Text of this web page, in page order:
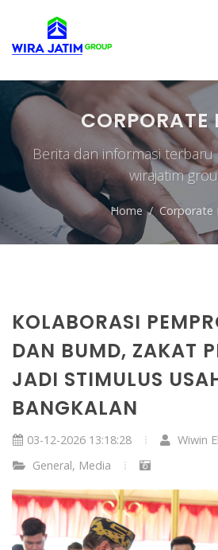
CORPORATE
Berita dan informasi terbaru
wirajatim
Home Corporate
KOLABORASI
DAN BUMD, ZAKAT
JADI STIMULUS
BANGKALAN
03-12-2026 13:18:28
Wiwin
General, Media